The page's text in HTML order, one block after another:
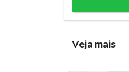
Veja mais